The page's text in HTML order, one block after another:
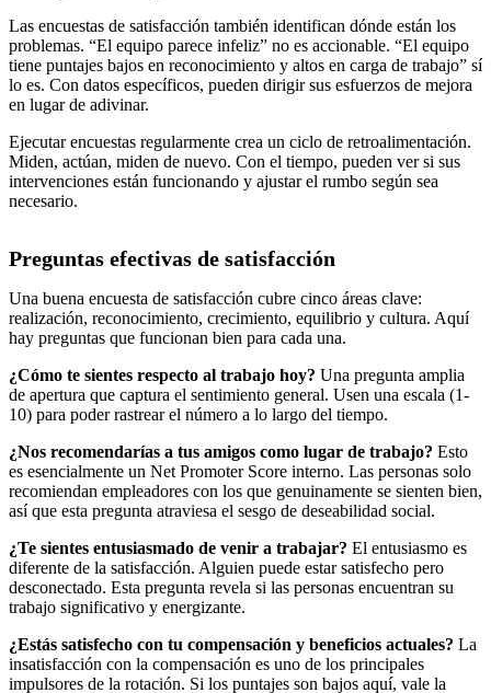
Las encuestas de satisfacción también identifican dónde están los
problemas. “El equipo parece infeliz” no es accionable. “El equipo
tiene puntajes bajos en reconocimiento y altos en carga de trabajo” sí
lo es. Con datos específicos, pueden dirigir sus esfuerzos de mejora
en lugar de adivinar.
Ejecutar encuestas regularmente crea un ciclo de retroalimentación.
Miden, actúan, miden de nuevo. Con el tiempo, pueden ver si sus
intervenciones están funcionando y ajustar el rumbo según sea
necesario.
Preguntas efectivas de satisfacción
Una buena encuesta de satisfacción cubre cinco áreas clave:
realización, reconocimiento, crecimiento, equilibrio y cultura. Aquí
hay preguntas que funcionan bien para cada una.
¿Cómo te sientes respecto al trabajo hoy? Una pregunta amplia
de apertura que captura el sentimiento general. Usen una escala (1-
10) para poder rastrear el número a lo largo del tiempo.
¿Nos recomendarías a tus amigos como lugar de trabajo? Esto
es esencialmente un Net Promoter Score interno. Las personas solo
recomiendan empleadores con los que genuinamente se sienten bien,
así que esta pregunta atraviesa el sesgo de deseabilidad social.
¿Te sientes entusiasmado de venir a trabajar? El entusiasmo es
diferente de la satisfacción. Alguien puede estar satisfecho pero
desconectado. Esta pregunta revela si las personas encuentran su
trabajo significativo y energizante.
¿Estás satisfecho con tu compensación y beneficios actuales? La
insatisfacción con la compensación es uno de los principales
impulsores de la rotación. Si los puntajes son bajos aquí, vale la